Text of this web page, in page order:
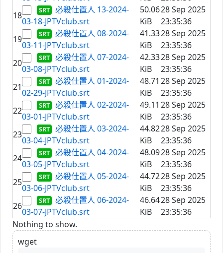
18
必殺仕置人 13-2024-
03-18-JPTVclub.srt
50.06
KiB
28 Sep 2025
23:35:36
19
必殺仕置人 08-2024-
03-11-JPTVclub.srt
41.33
KiB
28 Sep 2025
23:35:36
20
必殺仕置人 07-2024-
03-08-JPTVclub.srt
42.33
KiB
28 Sep 2025
23:35:36
21
必殺仕置人 01-2024-
02-29-JPTVclub.srt
48.71
KiB
28 Sep 2025
23:35:36
22
必殺仕置人 02-2024-
03-01-JPTVclub.srt
49.11
KiB
28 Sep 2025
23:35:36
23
必殺仕置人 03-2024-
03-04-JPTVclub.srt
44.82
KiB
28 Sep 2025
23:35:36
24
必殺仕置人 04-2024-
03-05-JPTVclub.srt
48.09
KiB
28 Sep 2025
23:35:36
25
必殺仕置人 05-2024-
03-06-JPTVclub.srt
44.72
KiB
28 Sep 2025
23:35:36
26
必殺仕置人 06-2024-
03-07-JPTVclub.srt
46.64
KiB
28 Sep 2025
23:35:36
Nothing to show.
wget